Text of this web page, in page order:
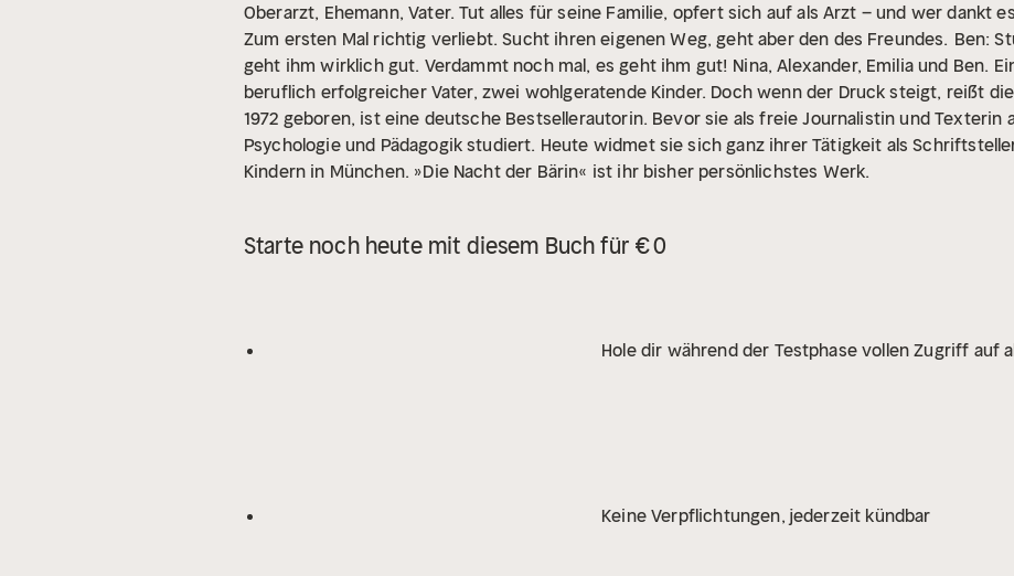
Oberarzt, Ehemann, Vater. Tut alles für seine Familie, opfert sich auf als Arzt – und wer dankt
Zum ersten Mal richtig verliebt. Sucht ihren eigenen Weg, geht aber den des Freundes. Ben:
geht ihm wirklich gut. Verdammt noch mal, es geht ihm gut! Nina, Alexander, Emilia und Ben.
beruflich erfolgreicher Vater, zwei wohlgeratende Kinder. Doch wenn der Druck steigt, reißt die
1972 geboren, ist eine deutsche Bestsellerautorin. Bevor sie als freie Journalistin und Texterin
Psychologie und Pädagogik studiert. Heute widmet sie sich ganz ihrer Tätigkeit als
Kindern in München. »Die Nacht der Bärin« ist ihr bisher persönlichstes Werk.
Starte noch heute mit diesem Buch für € 0
Hole dir während der Testphase vollen Zugriff auf
Keine Verpflichtungen, jederzeit kündbar